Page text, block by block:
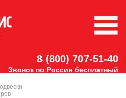
8 (800) 707-51-40
Звонок по России бесплатный